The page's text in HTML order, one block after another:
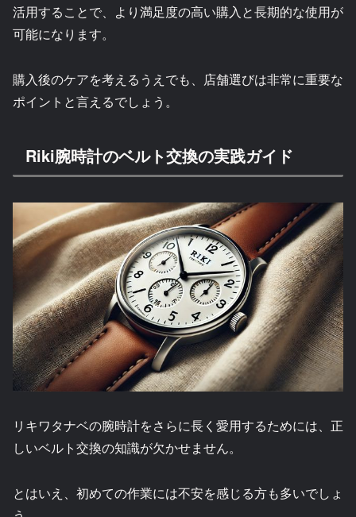
活用することで、より満足度の高い購入と長期的な使用が
可能になります。
購入後のケアを考えるうえでも、店舗選びは非常に重要な
ポイントと言えるでしょう。
Riki腕時計のベルト交換の実践ガイド
リキワタナベの腕時計をさらに長く愛用するためには、正
しいベルト交換の知識が欠かせません。
とはいえ、初めての作業には不安を感じる方も多いでしょ